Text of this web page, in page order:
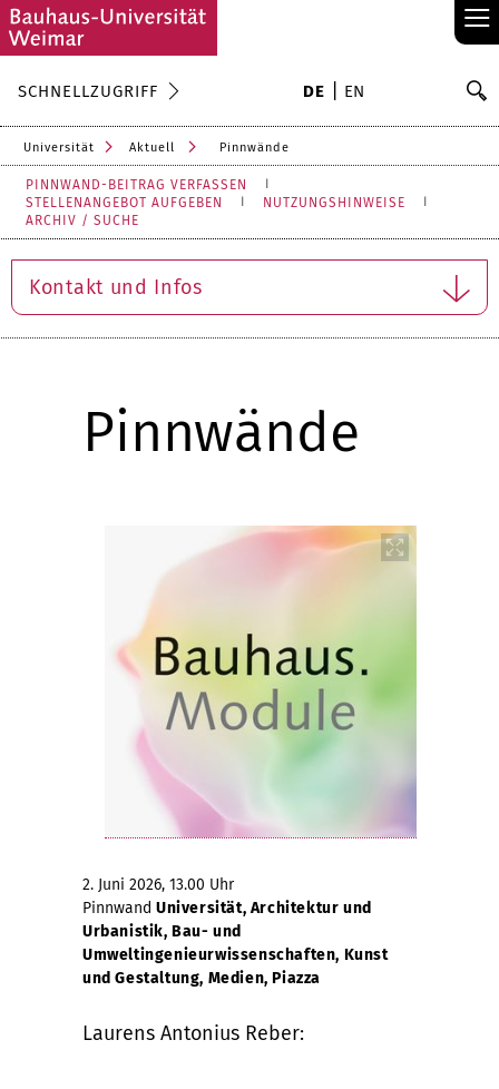
≡
SCHNELLZUGRIFF DE EN
Universität Aktuell Pinnwände
PINNWAND-BEITRAG VERFASSEN
STELLENANGEBOT AUFGEBEN
NUTZUNGSHINWEISE
ARCHIV / SUCHE
Kontakt und Infos
Pinnwände
2. Juni 2026, 13.00 Uhr
Pinnwand Universität, Architektur und
Urbanistik, Bau- und
Umweltingenieurwissenschaften, Kunst
und Gestaltung, Medien, Piazza
Laurens Antonius Reber: